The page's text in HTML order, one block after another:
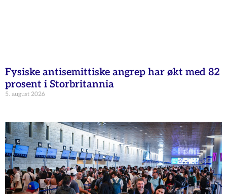
Fysiske antisemittiske angrep har økt med 82
prosent i Storbritannia
5. august 2026